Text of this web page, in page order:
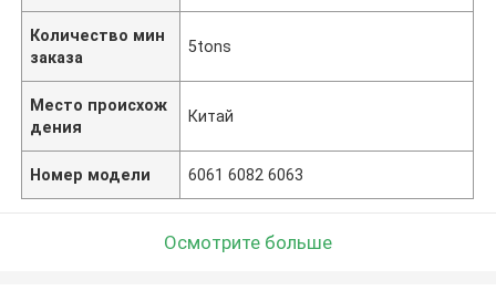
Количество мин
заказа
5tons
Место происхож
дения
Китай
Номер модели 6061 6082 6063
Осмотрите больше